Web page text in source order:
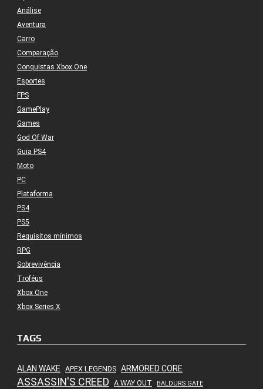
Análise
Aventura
Carro
Comparação
Conquistas Xbox One
Esportes
FPS
GamePlay
Games
God Of War
Guia PS4
Moto
PC
Plataforma
PS4
PS5
Requisitos mínimos
RPG
Sobrevivência
Troféus
Xbox One
Xbox Series X
TAGS
ALAN WAKE APEX LEGENDS ARMORED CORE
ASSASSIN'S CREED A WAY OUT BALDURS GATE